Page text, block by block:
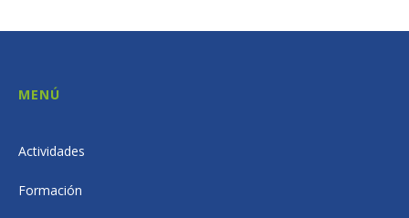
MENÚ
Actividades
Formación